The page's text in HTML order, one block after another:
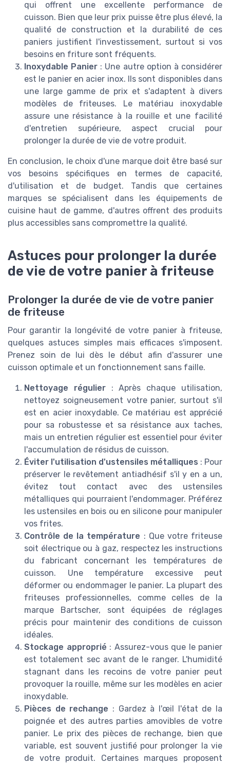
qui offrent une excellente performance de
cuisson. Bien que leur prix puisse être plus élevé, la
qualité de construction et la durabilité de ces
paniers justifient l'investissement, surtout si vos
besoins en friture sont fréquents.
Inoxydable Panier : Une autre option à considérer
est le panier en acier inox. Ils sont disponibles dans
une large gamme de prix et s'adaptent à divers
modèles de friteuses. Le matériau inoxydable
assure une résistance à la rouille et une facilité
d'entretien supérieure, aspect crucial pour
prolonger la durée de vie de votre produit.
En conclusion, le choix d'une marque doit être basé sur
vos besoins spécifiques en termes de capacité,
d'utilisation et de budget. Tandis que certaines
marques se spécialisent dans les équipements de
cuisine haut de gamme, d'autres offrent des produits
plus accessibles sans compromettre la qualité.
Astuces pour prolonger la durée
de vie de votre panier à friteuse
Prolonger la durée de vie de votre panier
de friteuse
Pour garantir la longévité de votre panier à friteuse,
quelques astuces simples mais efficaces s'imposent.
Prenez soin de lui dès le début afin d'assurer une
cuisson optimale et un fonctionnement sans faille.
Nettoyage régulier: Après chaque utilisation,
nettoyez soigneusement votre panier, surtout s'il
est en acier inoxydable. Ce matériau est apprécié
pour sa robustesse et sa résistance aux taches,
mais un entretien régulier est essentiel pour éviter
l'accumulation de résidus de cuisson.
Éviter l'utilisation d'ustensiles métalliques : Pour
préserver le revêtement antiadhésif s'il y en a un,
évitez tout contact avec des ustensiles
métalliques qui pourraient l'endommager. Préférez
les ustensiles en bois ou en silicone pour manipuler
vos frites.
Contrôle de la température : Que votre friteuse
soit électrique ou à gaz, respectez les instructions
du fabricant concernant les températures de
cuisson. Une température excessive peut
déformer ou endommager le panier. La plupart des
friteuses professionnelles, comme celles de la
marque Bartscher, sont équipées de réglages
précis pour maintenir des conditions de cuisson
idéales.
Stockage approprié : Assurez-vous que le panier
est totalement sec avant de le ranger. L'humidité
stagnant dans les recoins de votre panier peut
provoquer la rouille, même sur les modèles en acier
inoxydable.
Pièces de rechange : Gardez à l'œil l'état de la
poignée et des autres parties amovibles de votre
panier. Le prix des pièces de rechange, bien que
variable, est souvent justifié pour prolonger la vie
de votre produit. Certaines marques proposent